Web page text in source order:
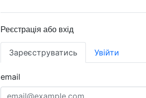
Реєстрація або вхід
Зареєструватись Увійти
email